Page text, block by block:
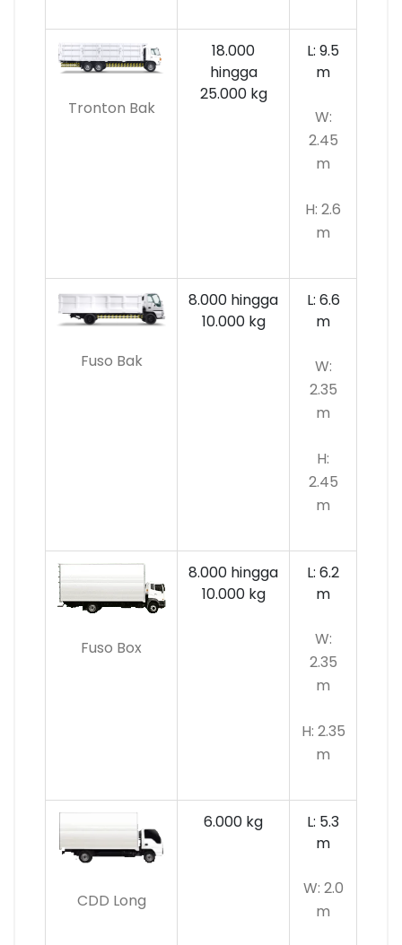
Tronton Bak
18.000
hingga
25.000 kg
L: 9.5
m
W:
2.45
m
H: 2.6
m
Fuso Bak
8.000 hingga
10.000kg
L: 6.6
m
W:
2.35
m
H:
2.45
m
Fuso Box
8.000 hingga
10.000 kg
L: 6.2
m
W:
2.35
m
H: 2.35
m
CDD Long
6.000 kg
L: 5.3
m
W: 2.0
m